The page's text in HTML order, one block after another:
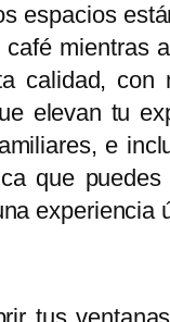
espacios
mientras
calidad, con
elevan tu
e
que
experiencia